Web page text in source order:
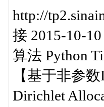
http://
接 2015-10-
算法 Python
【基于非参
Dirichlet